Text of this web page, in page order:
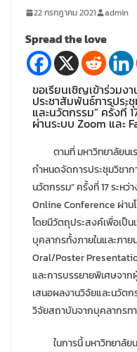
22 กรกฎาคม 2021 admin
Spread the love
ขอเรียนเชิญเข้าร่วมง
ประชาสัมพันธ์การประ
และนวัตกรรม” ครั้งที่
ผ่านระบบ Zoom และ
ตามที่ มหาวิทยาลัยนเร
กำหนดจัดการประชุมวิชาก
นวัตกรรม” ครั้งที่ 17 ระห
Online Conference ผ่าน
โดยมีวัตถุประสงค์เพื่อเป็น
บุคลากรทั้งภายในและภา
Oral/Poster
และการบรรยายพิเศษจา
เสนอผลงานวิจัยและนวัต
วิจัยสถาบันจากบุคลากรท
ในการนี้ มหาวิทยาลัยน